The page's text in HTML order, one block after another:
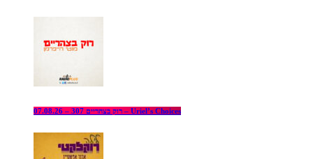
רוק בצהריים 307 – 07.08.26 – Uriel’s Choices